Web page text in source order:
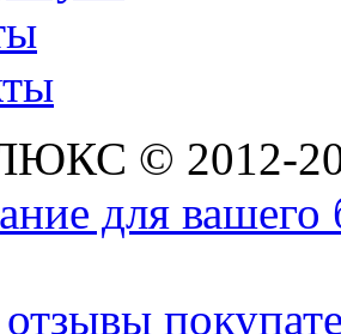
© 2012-
для вашего